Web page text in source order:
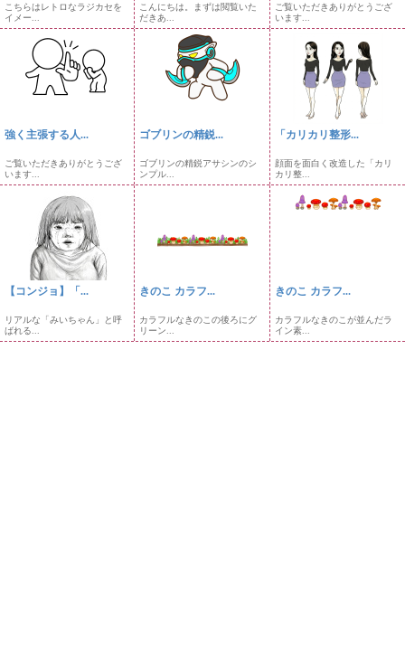
こちらはレトロなラジカセを
イメー...
こんにちは。まずは閲覧いた
だきあ...
ご覧いただきありがとうござ
います...
強く主張する人...
ご覧いただきありがとうござ
います...
ゴブリンの精鋭...
ゴブリンの精鋭アサシンのシ
ンプル...
「カリカリ整形...
顔面を面白く改造した「カリ
カリ整...
【コンジョ】「...
リアルな「みいちゃん」と呼
ばれる...
きのこ カラフ...
カラフルなきのこの後ろにグ
リーン...
きのこ カラフ...
カラフルなきのこが並んだラ
イン素...